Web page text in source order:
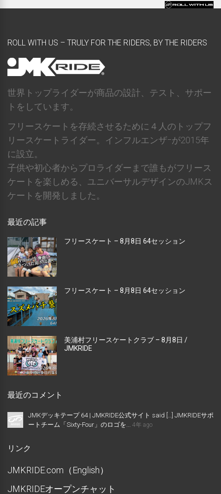
ROLL WITH US – TRULY FOR THE RIDERS, BY THE RIDERS
世界トップライダーが商品の設計、テスト、サポー
トをしています。
フリースケートを存続させるために４人のトップフ
リースケートライダー。インフルエンザｰが2015年
に設立。
子供や初心者からプロライダーまで誰もがフリース
ケートを楽しめる、ユニバーサルデザインのJMKス
ケートを開発しました。
最近の記事
フリースケート – 8月8日 64セッション
フリースケート – 8月8日 64セッション
美浦村フリースケートクラブ – 8月8日 /
JMKRIDE
最近のコメント
JMKデッキテープ 64 | JMKRIDE公式サイト said […] JMKRIDEサポ
ートチーム「Sixty-Four」のロゴを...
4年 ago
リンク
JMKRIDE.com（English）
JMKRIDEオープンチャット